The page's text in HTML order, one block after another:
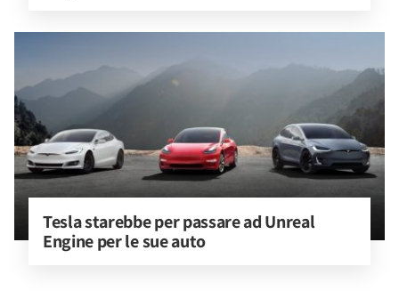
Tesla starebbe per passare ad Unreal
Engine per le sue auto